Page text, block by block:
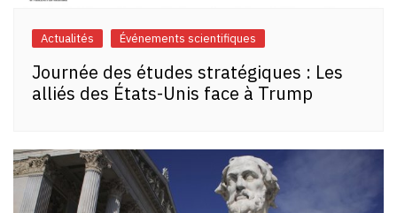
Actualités Événements scientifiques
Journée des études stratégiques : Les
alliés des États-Unis face à Trump